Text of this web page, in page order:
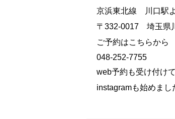
京浜東北線 川口駅
〒332-0017 埼玉県
ご予約はこちらから
048-252-7755
web予約も受け付け
instagramも始めま